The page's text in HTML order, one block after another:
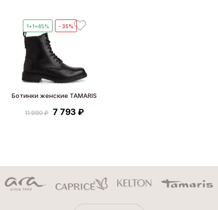
1+1=45% - 35%
Ботинки женские TAMARIS
11 990 ₽ 7 793 ₽